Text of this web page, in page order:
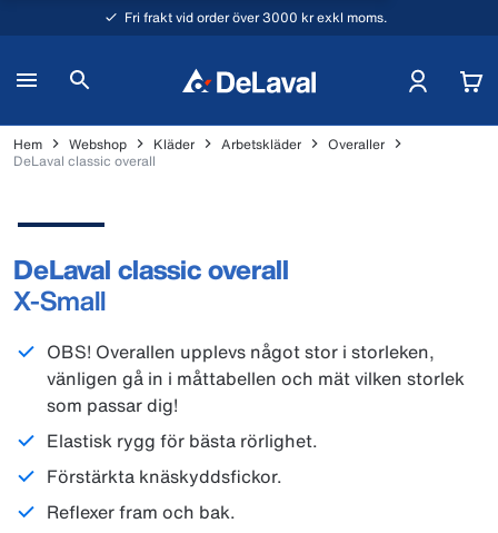
Fri frakt vid order över 3000 kr exkl moms.
Hem Webshop Kläder Arbetskläder
Overaller
DeLaval classic overall
DeLaval classic overall
X-Small
OBS! Overallen upplevs något stor i storleken,
vänligen gå in i måttabellen och mät vilken storlek
som passar dig!
Elastisk rygg för bästa rörlighet.
Förstärkta knäskyddsfickor.
Reflexer fram och bak.